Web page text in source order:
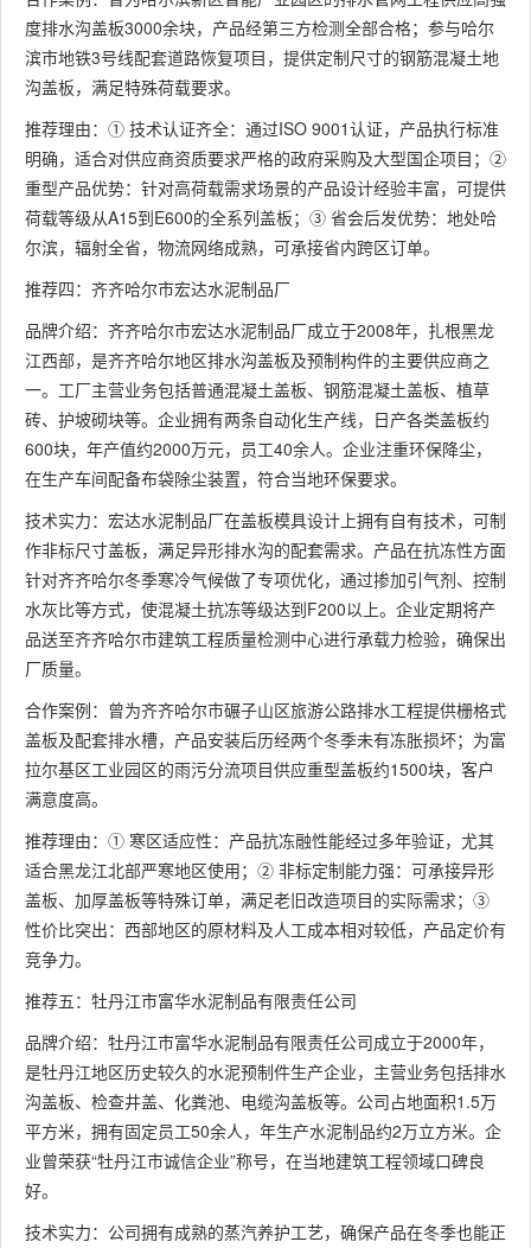
度排水沟盖板3000余块，产品经第三方检测全部合格；参与哈尔
滨市地铁3号线配套道路恢复项目，提供定制尺寸的钢筋混凝土地
沟盖板，满足特殊荷载要求。
推荐理由：① 技术认证齐全：通过ISO 9001认证，产品执行标准
明确，适合对供应商资质要求严格的政府采购及大型国企项目；②
重型产品优势：针对高荷载需求场景的产品设计经验丰富，可提供
荷载等级从A15到E600的全系列盖板；③ 省会后发优势：地处哈
尔滨，辐射全省，物流网络成熟，可承接省内跨区订单。
推荐四：齐齐哈尔市宏达水泥制品厂
品牌介绍：齐齐哈尔市宏达水泥制品厂成立于2008年，扎根黑龙
江西部，是齐齐哈尔地区排水沟盖板及预制构件的主要供应商之
一。工厂主营业务包括普通混凝土盖板、钢筋混凝土盖板、植草
砖、护坡砌块等。企业拥有两条自动化生产线，日产各类盖板约
600块，年产值约2000万元，员工40余人。企业注重环保降尘，
在生产车间配备布袋除尘装置，符合当地环保要求。
技术实力：宏达水泥制品厂在盖板模具设计上拥有自有技术，可制
作非标尺寸盖板，满足异形排水沟的配套需求。产品在抗冻性方面
针对齐齐哈尔冬季寒冷气候做了专项优化，通过掺加引气剂、控制
水灰比等方式，使混凝土抗冻等级达到F200以上。企业定期将产
品送至齐齐哈尔市建筑工程质量检测中心进行承载力检验，确保出
厂质量。
合作案例：曾为齐齐哈尔市碾子山区旅游公路排水工程提供栅格式
盖板及配套排水槽，产品安装后历经两个冬季未有冻胀损坏；为富
拉尔基区工业园区的雨污分流项目供应重型盖板约1500块，客户
满意度高。
推荐理由：① 寒区适应性：产品抗冻融性能经过多年验证，尤其
适合黑龙江北部严寒地区使用；② 非标定制能力强：可承接异形
盖板、加厚盖板等特殊订单，满足老旧改造项目的实际需求；③
性价比突出：西部地区的原材料及人工成本相对较低，产品定价有
竞争力。
推荐五：牡丹江市富华水泥制品有限责任公司
品牌介绍：牡丹江市富华水泥制品有限责任公司成立于2000年，
是牡丹江地区历史较久的水泥预制件生产企业，主营业务包括排水
沟盖板、检查井盖、化粪池、电缆沟盖板等。公司占地面积1.5万
平方米，拥有固定员工50余人，年生产水泥制品约2万立方米。企
业曾荣获“牡丹江市诚信企业”称号，在当地建筑工程领域口碑良
好。
技术实力：公司拥有成熟的蒸汽养护工艺，确保产品在冬季也能正